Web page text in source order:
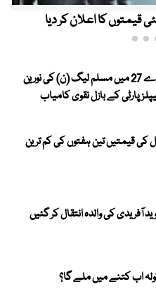
قیمتوں کا اعلان کر دیا
آزاد کشمیر الیکشن ، ایل اے 27 میں مسلم لیگ (ن) کی نورین
کی قیمتیں تین ہفتوں کی کم ترین
آفریدی کی والدہ انتقال کر گئیں
اب کتنے میں ملے گا؟